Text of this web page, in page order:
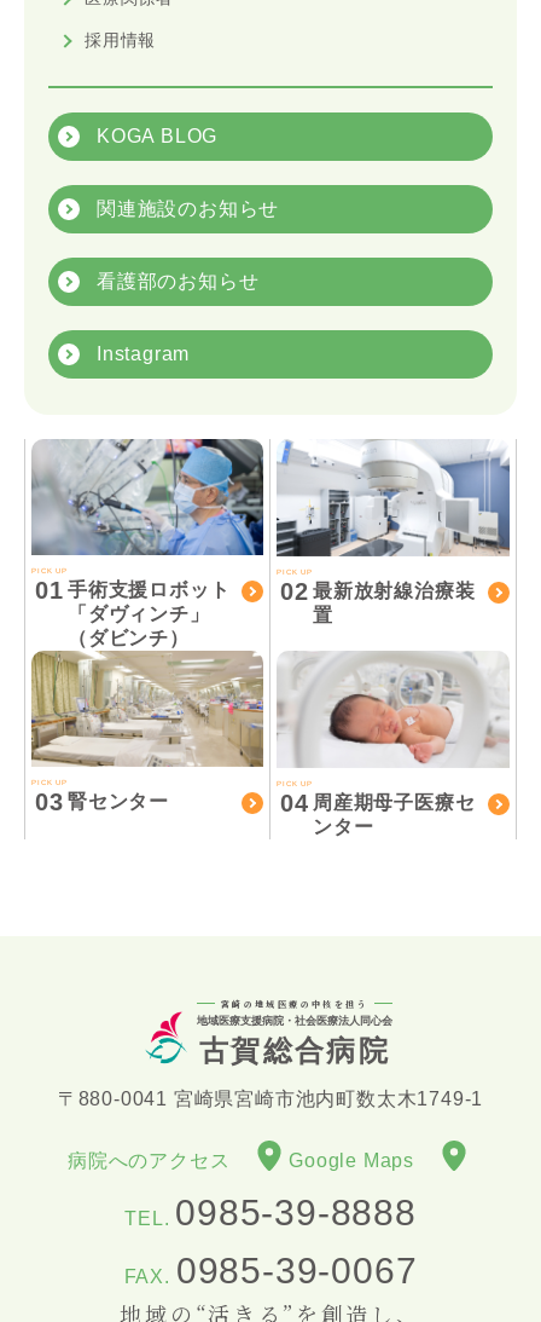
採用情報
KOGA BLOG
関連施設のお知らせ
看護部のお知らせ
Instagram
PICK UP
01 手術支援ロボット
「ダヴィンチ」
（ダビンチ）
PICK UP
02 最新放射線治療装
置
PICK UP
03 腎センター
PICK UP
04 周産期母子医療セ
ンター
宮崎の地域医療の中核を担う
地域医療支援病院・社会医療法人同心会
古賀総合病院
〒880-0041 宮崎県宮崎市池内町数太木1749-1
病院へのアクセス Google Maps
TEL. 0985-39-8888
FAX. 0985-39-0067
地域の“活きる”を創造し、